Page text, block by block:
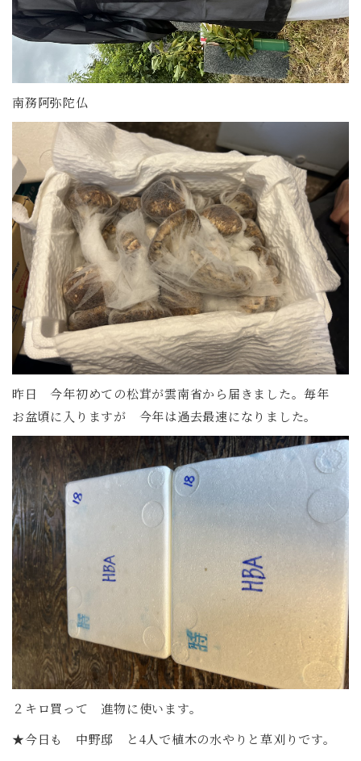
南務阿弥陀仏
昨日 今年初めての松茸が雲南省から届きました。毎年
お盆頃に入りますが 今年は過去最速になりました。
２キロ買って 進物に使います。
★今日も 中野邸 と4人で植木の水やりと草刈りです。